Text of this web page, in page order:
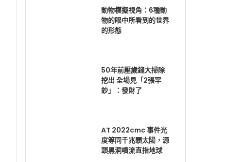
動物模擬視角：6種動
物的眼中所看到的世界
的形態
50年前壓歲錢大掃除
挖出 全場見「2張罕
鈔」：發財了
AT 2022cmc 事件光
度等同千兆顆太陽，源
頭黑洞噴流直指地球